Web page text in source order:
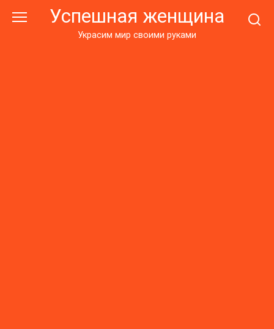
Успешная женщина
Украсим мир своими руками